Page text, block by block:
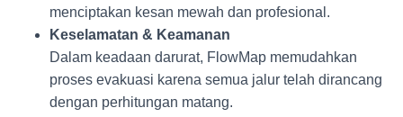
menciptakan kesan mewah dan profesional.
Keselamatan & Keamanan
Dalam keadaan darurat, FlowMap memudahkan
proses evakuasi karena semua jalur telah dirancang
dengan perhitungan matang.